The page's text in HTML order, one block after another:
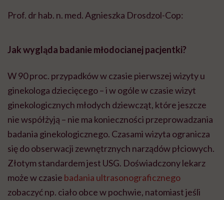
Prof. dr hab. n. med. Agnieszka Drosdzol-Cop:
Jak wygląda badanie młodocianej pacjentki?
W 90 proc. przypadków w czasie pierwszej wizyty u
ginekologa dziecięcego – i w ogóle w czasie wizyt
ginekologicznych młodych dziewcząt, które jeszcze
nie współżyją – nie ma konieczności przeprowadzania
badania ginekologicznego. Czasami wizyta ogranicza
się do obserwacji zewnętrznych narządów płciowych.
Złotym standardem jest USG. Doświadczony lekarz
może w czasie badania ultrasonograficznego
zobaczyć np. ciało obce w pochwie, natomiast jeśli